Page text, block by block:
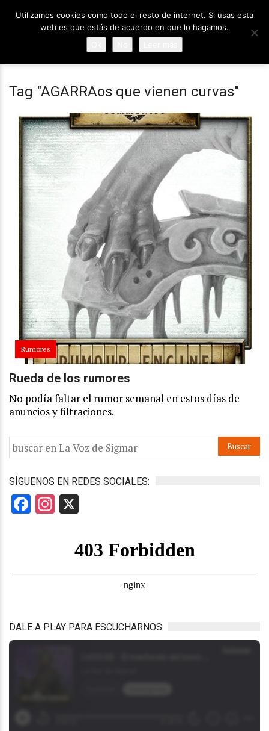
Tag "AGARRAos que vienen curvas"
Rumores
Rueda de los rumores
No podía faltar el rumor semanal en estos días de
anuncios y filtraciones.
SÍGUENOS EN REDES SOCIALES:
Facebook
Instagram
DALE A PLAY PARA ESCUCHARNOS
Utilizamos cookies como todo el resto de internet. Si usas esta
web es que estás de acuerdo en que lo hagamos.